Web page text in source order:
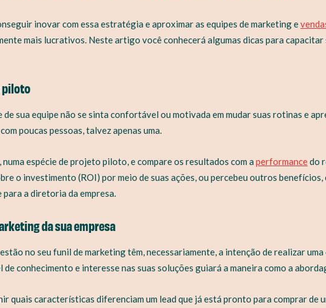
inovar com essa estratégia e aproximar as equipes de marketing e
mais lucrativos. Neste artigo você conhecerá algumas dicas para
piloto
de sua equipe não se sinta confortável ou motivada em mudar suas rotinas e
poucas pessoas, talvez apenas uma.
espécie de projeto piloto, e compare os resultados com a performancedo
o investimento (ROI) por meio de suas ações, ou percebeu outros benefícios,
para a diretoria da empresa.
da sua empresa
no seu funil de marketing têm, necessariamente, a intenção de realizar
conhecimento e interesse nas suas soluções guiará a maneira como a
quais características diferenciam um lead que já está pronto para comprar de